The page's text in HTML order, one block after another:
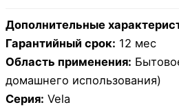
Дополнительные
Гарантийный срок: 12 мес
Область применения:
домашнего использования)
Серия: Vela